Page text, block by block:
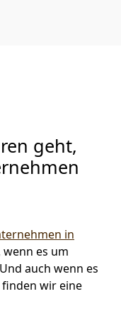
geht,
in
es um
auch wenn es
wir eine